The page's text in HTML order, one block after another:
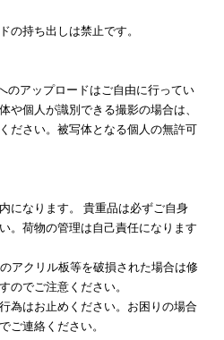
の持ち出しは禁止です。
のアップロードはご自由に行ってい
や個人が識別できる撮影の場合は、
ださい。被写体となる個人の無許可
になります。 貴重品は必ずご自身
。荷物の管理は自己責任になります
アクリル板等を破損された場合は修
のでご注意ください。
為はお止めください。お困りの場合
ご連絡ください。